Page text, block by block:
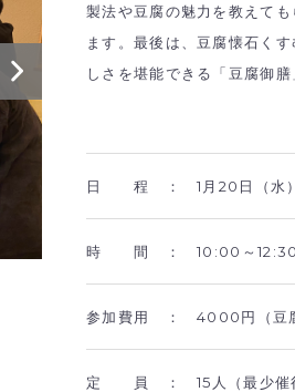
製法や豆腐の魅力を教えて
ます。最後は、豆腐懐石く
しさを堪能できる「豆腐御
日 程 ：1月20日（水）
時 間 ：10:00～12:30
参加費用 ：4000円（豆
定 員 ：15人（最少催